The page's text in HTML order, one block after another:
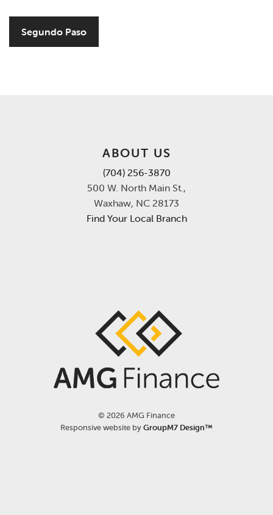
Segundo Paso
ABOUT US
(704) 256-3870
500 W. North Main St.,
Waxhaw, NC 28173
Find Your Local Branch
© 2026 AMG Finance
Responsive website byGroupM7 Design™